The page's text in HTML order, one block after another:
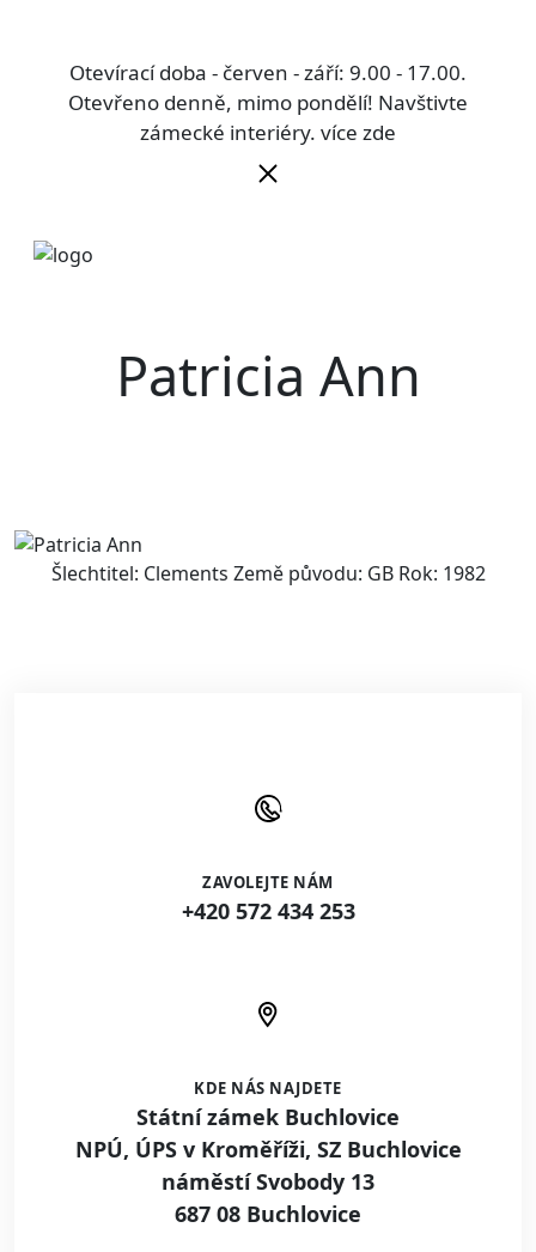
Otevírací doba - červen - září: 9.00 - 17.00.
Otevřeno denně, mimo pondělí! Navštivte
zámecké interiéry. více zde
Patricia Ann
Šlechtitel: Clements Země původu: GB Rok: 1982
ZAVOLEJTE NÁM
+420 572 434 253
KDE NÁS NAJDETE
Státní zámek Buchlovice
NPÚ, ÚPS v Kroměříži, SZ Buchlovice
náměstí Svobody 13
687 08 Buchlovice